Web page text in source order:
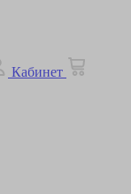
Кабинет